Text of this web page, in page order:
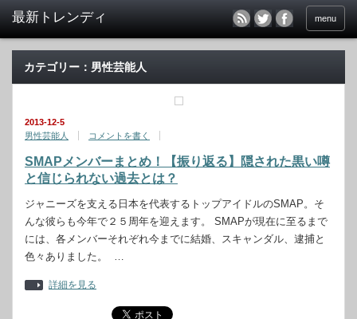
menu
カテゴリー：男性芸能人
2013-12-5
男性芸能人
コメントを書く
SMAPメンバーまとめ！【振り返る】隠された黒い噂
と信じられない過去とは？
ジャニーズを支える日本を代表するトップアイドルのSMAP。そ
んな彼らも今年で２５周年を迎えます。 SMAPが現在に至るまで
には、各メンバーそれぞれ今までに結婚、スキャンダル、逮捕と
色々ありました。 …
詳細を見る